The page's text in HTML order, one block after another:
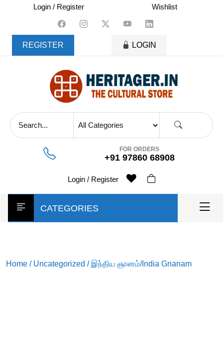
content
Login / Register Wishlist
REGISTER LOGIN
FOR ORDERS
+91 97860 68908
Login / Register
CATEGORIES
Home / Uncategorized / இந்திய ஞானம்/India Gnanam